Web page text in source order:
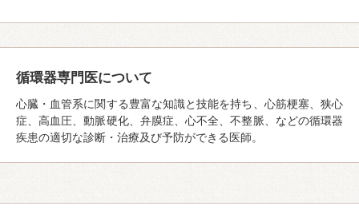
循環器専門医について
心臓・血管系に関する豊富な知識と技能を持ち、心筋梗塞、狭心
症、高血圧、動脈硬化、弁膜症、心不全、不整脈、などの循環器
疾患の適切な診断・治療及び予防ができる医師。